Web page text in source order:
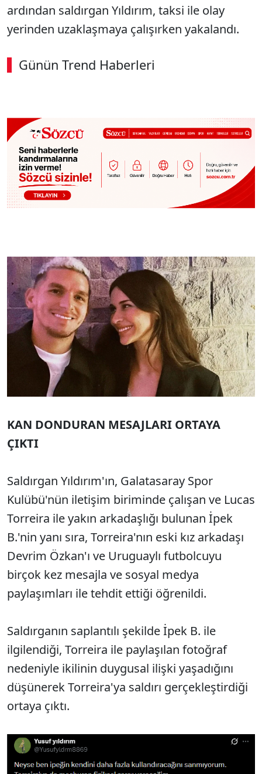
ardından saldırgan Yıldırım, taksi ile olay
yerinden uzaklaşmaya çalışırken yakalandı.
Günün Trend Haberleri
KAN DONDURAN MESAJLARI ORTAYA
ÇIKTI
Saldırgan Yıldırım'ın, Galatasaray Spor
Kulübü'nün iletişim biriminde çalışan ve Lucas
Torreira ile yakın arkadaşlığı bulunan İpek
B.'nin yanı sıra, Torreira'nın eski kız arkadaşı
Devrim Özkan'ı ve Uruguaylı futbolcuyu
birçok kez mesajla ve sosyal medya
paylaşımları ile tehdit ettiği öğrenildi.
Saldırganın saplantılı şekilde İpek B. ile
ilgilendiği, Torreira ile paylaşılan fotoğraf
nedeniyle ikilinin duygusal ilişki yaşadığını
düşünerek Torreira'ya saldırı gerçekleştirdiği
ortaya çıktı.